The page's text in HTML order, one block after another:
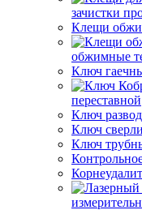
зачистки
Клещи
обжимные
Ключ
переставной
Ключ
Ключ
Ключ